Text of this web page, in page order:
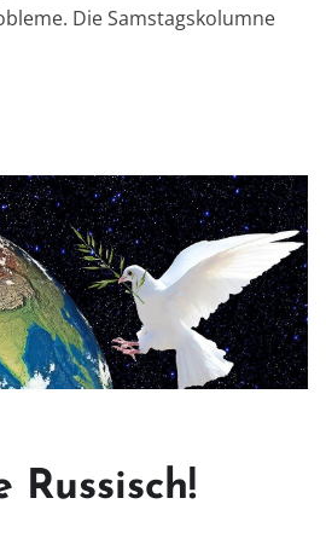
Die Samstagskolumne
Russisch!